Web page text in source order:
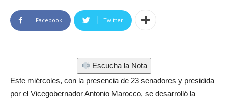
Facebook Twitter
Escucha la Nota
Este miércoles, con la presencia de 23 senadores y presidida
por el Vicegobernador Antonio Marocco, se desarrolló la